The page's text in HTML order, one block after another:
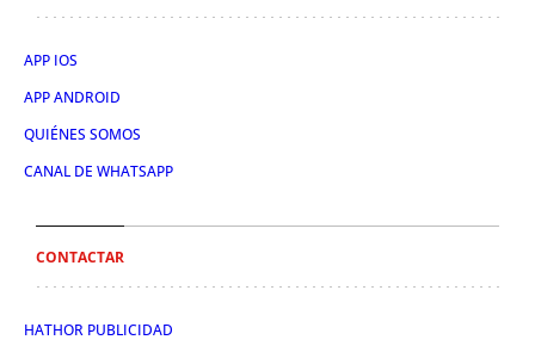
APP IOS
APP ANDROID
QUIÉNES SOMOS
CANAL DE WHATSAPP
CONTACTAR
HATHOR PUBLICIDAD